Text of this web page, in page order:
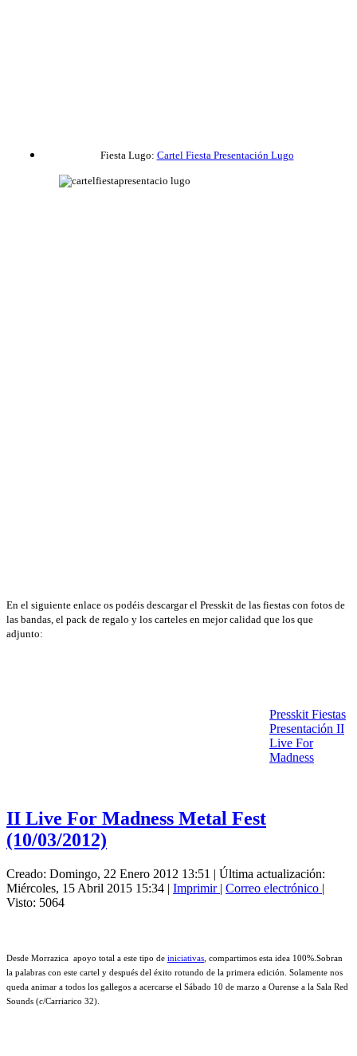
Fiesta Lugo: Cartel Fiesta Presentación Lugo
En el siguiente enlace os podéis descargar el Presskit de las fiestas con fotos de
las bandas, el pack de regalo y los carteles en mejor calidad que los que
adjunto:
Presskit Fiestas
Presentación II
Live For
Madness
II Live For Madness Metal Fest
(10/03/2012)
Creado: Domingo, 22 Enero 2012 13:51 | Última actualización:
Miércoles, 15 Abril 2015 15:34 | Imprimir | Correo electrónico |
Visto: 5064
Desde Morrazica apoyo total a este tipo de iniciativas , compartimos esta idea 100%.Sobran
la palabras con este cartel y después del éxito rotundo de la primera edición. Solamente nos
queda animar a todos los gallegos a acercarse el Sábado 10 de marzo a Ourense a la Sala Red
Sounds (c/Carriarico 32).